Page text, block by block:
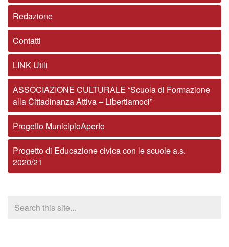
Redazione
Contatti
LINK Utili
ASSOCIAZIONE CULTURALE “Scuola di Formazione
alla Cittadinanza Attiva – Libertiamoci”
Progetto MunicipioAperto
Progetto di Educazione civica con le scuole a.s.
2020/21